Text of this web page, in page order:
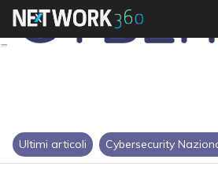
Ultimi articoli Cybersecurity